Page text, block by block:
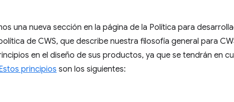
una nueva sección en la página de la Política para
de CWS, que describe nuestra filosofía general para
en el diseño de sus productos, ya que se tendrán en
principios son los siguientes: